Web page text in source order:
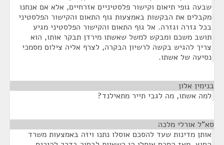
שבעה גופי תיאום וקישור פלסטיניים אזרחיים, אלא אם אנחנו
מקבלים את הבקשות באמצעות גוף התאום והקישור הפלסטיני
בכל גזרה וגזרה. אל גוף התאום והקישור הפלסטיני מגיע
תושב משכם ומבקש למשל שאשתו מירדן תבקר אותו, הוא
צריך להגיש בקשה לרשיון הבקרה, לצרף אליה צילום מסמכי
נסיעה של אשתו.
בנימין אלון
למה אשתו, מה לגבי תייר מתאילנד?
סא”ל אורלי מלכה
אותן מדינות שעד להסכם אוסלו נתנו ויזה באמצעות משרד